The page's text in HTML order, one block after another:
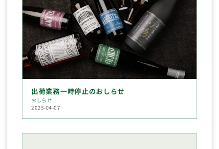
出荷業務一時停止のおしらせ
おしらせ
2025-04-07